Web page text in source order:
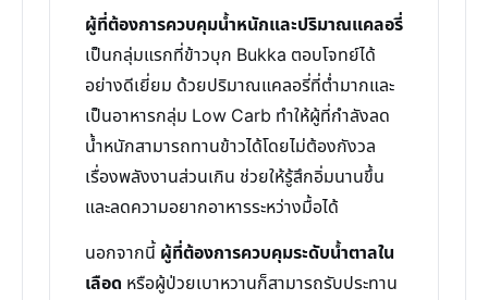
ผู้ที่ต้องการควบคุมน้ำหนักและปริมาณแคลอรี่
เป็นกลุ่มแรกที่ข้าวบุก Bukka ตอบโจทย์ได้
อย่างดีเยี่ยม ด้วยปริมาณแคลอรี่ที่ต่ำมากและ
เป็นอาหารกลุ่ม Low Carb ทำให้ผู้ที่กำลังลด
น้ำหนักสามารถทานข้าวได้โดยไม่ต้องกังวล
เรื่องพลังงานส่วนเกิน ช่วยให้รู้สึกอิ่มนานขึ้น
และลดความอยากอาหารระหว่างมื้อได้
นอกจากนี้ ผู้ที่ต้องการควบคุมระดับน้ำตาลใน
เลือด หรือผู้ป่วยเบาหวานก็สามารถรับประทาน